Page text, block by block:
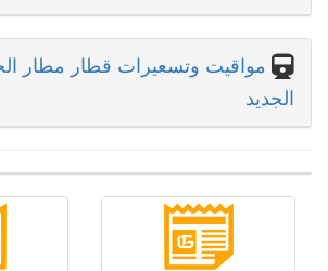
مواقيت وتسعيرات قطار مطار
الجديد